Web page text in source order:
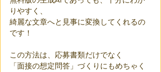
りやすく、
綺麗な文章へと見事に変換してくれるの
です！
この方法は、応募書類だけでなく
「面接の想定問答」づくりにもめちゃく